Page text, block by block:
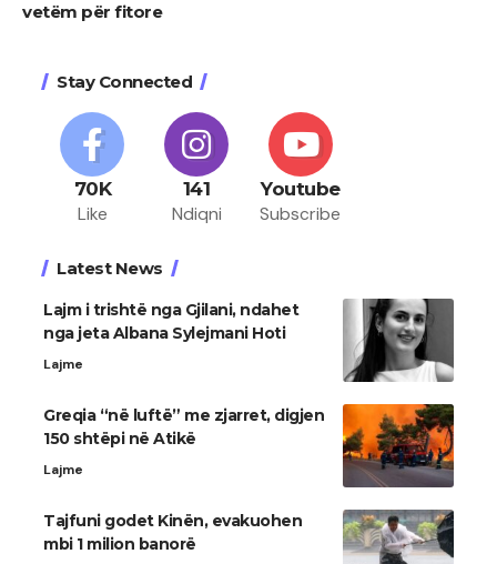
vetëm për fitore
Stay Connected
70K
Like
141
Ndiqni
Youtube
Subscribe
Latest News
Lajm i trishtë nga Gjilani, ndahet
nga jeta Albana Sylejmani Hoti
Lajme
Greqia “në luftë” me zjarret, digjen
150 shtëpi në Atikë
Lajme
Tajfuni godet Kinën, evakuohen
mbi 1 milion banorë